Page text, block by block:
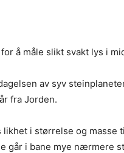
å måle slikt svakt lys i
av syv
fra Jorden.
i størrelse og masse
går i bane mye nærmere